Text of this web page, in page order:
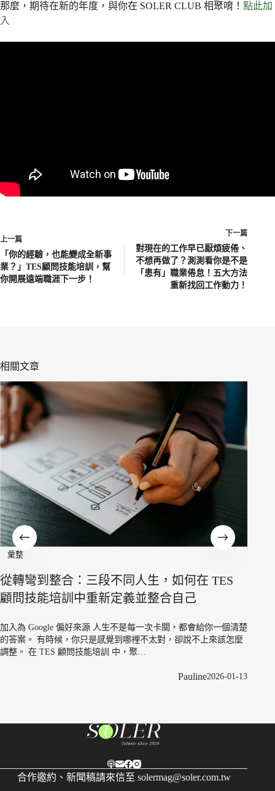
那麼，期待在新的年度，與你在 SOLER CLUB 相聚唷！ 點此加
入
上一篇
「你的經驗，也能變成全新事
業？」TES顧問技能培訓，幫
你開展遠端職涯下一步！
下一篇
對現在的工作早已厭煩疲倦、
不想再做了？測測看你是不是
「患有」職業倦怠！五大方法
重新找回工作動力！
相關文章
段不同人生，如何在 TES
新定義並整合自己
人生不是每一次卡關，都會給你一個清楚
感覺到哪裡不太對，卻說不上來該怎麼
培訓 中，聚…
｜誠實面對自己，
加入為 Google 偏好來源 在正
想照進現實，他在第一年就
Copyright © 2026 風格媒體顧問有限公司(60742468) 保留